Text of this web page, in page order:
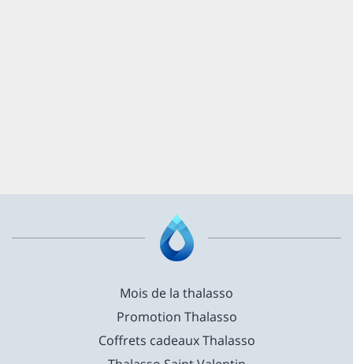
Mois de la thalasso
Promotion Thalasso
Coffrets cadeaux Thalasso